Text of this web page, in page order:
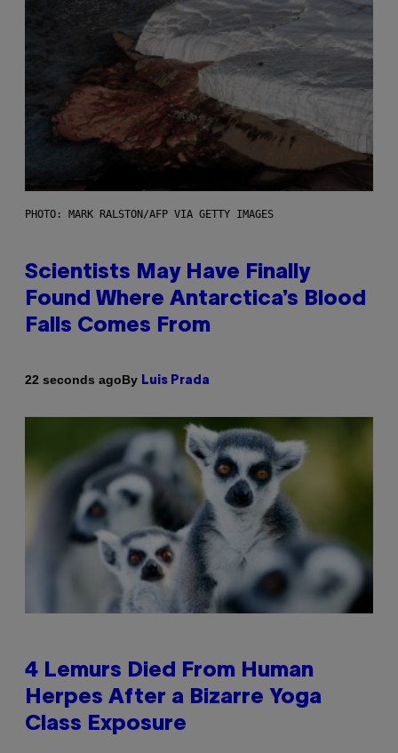
PHOTO: MARK RALSTON/AFP VIA GETTY IMAGES
Scientists May Have Finally
Found Where Antarctica’s Blood
Falls Comes From
22 seconds agoBy Luis Prada
4 Lemurs Died From Human
Herpes After a Bizarre Yoga
Class Exposure